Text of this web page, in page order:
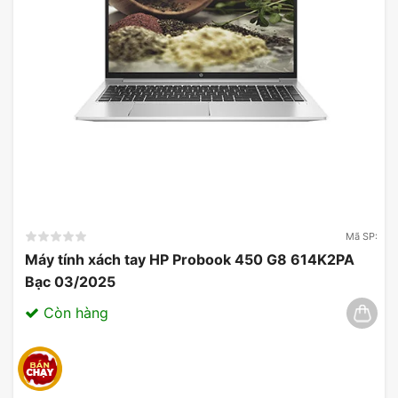
Màn Hình & Đồ Họa
Mã SP:
Máy tính xách tay HP Probook 450 G8 614K2PA
Bạc 03/2025
Còn hàng